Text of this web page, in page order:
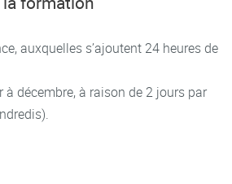
auxquelles s’ajoutent 24 heures de
à décembre, à raison de 2 jours par